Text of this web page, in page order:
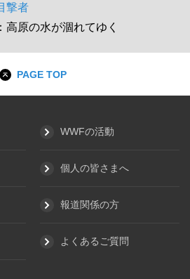
撃者
高原の水が涸れてゆく
PAGE TOP
WWFの活動
個人の皆さまへ
報道関係の方
よくあるご質問